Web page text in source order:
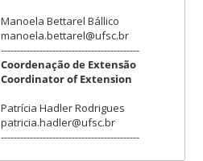
Manoela Bettarel Bállico
manoela.bettarel@ufsc.br
-------------------------------------------
Coordenação de Extensão
Coordinator of Extension
Patrícia Hadler Rodrigues
patricia.hadler@ufsc.br
-------------------------------------------